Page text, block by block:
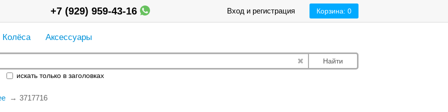
Корзина: 0
Вход и регистрация
+7 (929) 959-43-16
Колёса Аксессуары
Найти
искать только в заголовках
3717716